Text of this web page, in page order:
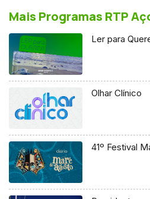
Mais Programas RTP
Ler para
Olhar Clínico
41º Festival